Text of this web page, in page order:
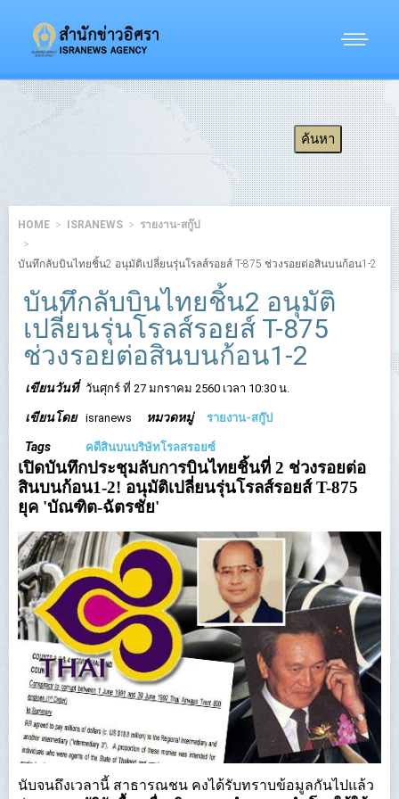
HOME ISRANEWS รายงาน-สกู๊ป
บันทึกลับบินไทยชิ้น2 อนุมัติเปลี่ยนรุ่นโรลส์รอยส์ T-875 ช่วงรอยต่อสินบนก้อน1-2
บันทึกลับบินไทยชิ้น2 อนุมัติ
เปลี่ยนรุ่นโรลส์รอยส์ T-875
ช่วงรอยต่อสินบนก้อน1-2
เขียนวันที่ วันศุกร์ ที่ 27 มกราคม 2560 เวลา 10:30 น.
เขียนโดย isranews หมวดหมู่ รายงาน-สกู๊ป
Tags คดีสินบนบริษัทโรลสรอยซ์
เปิดบันทึกประชุมลับการบินไทยชิ้นที่ 2 ช่วงรอยต่อ
สินบนก้อน1-2! อนุมัติเปลี่ยนรุ่นโรลส์รอยส์ T-875
ยุค 'บัณฑิต-ฉัตรชัย'
นับจนถึงเวลานี้ สาธารณชน คงได้รับทราบข้อมูลกันไปแล้ว